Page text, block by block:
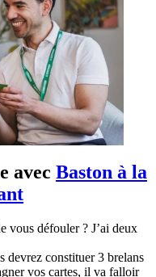
avec Baston à la
vous défouler ? J’ai deux
devrez constituer 3 brelans
vos cartes, il va falloir